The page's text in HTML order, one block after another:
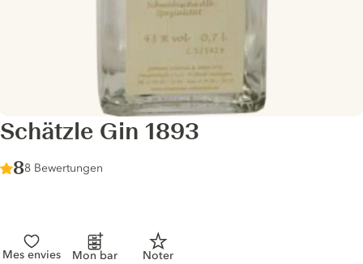
Schätzle Gin 1893
Score :
8/ 10
8 Bewertungen
Mes envies Mon bar Noter